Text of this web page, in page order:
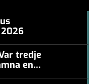
tredje
en